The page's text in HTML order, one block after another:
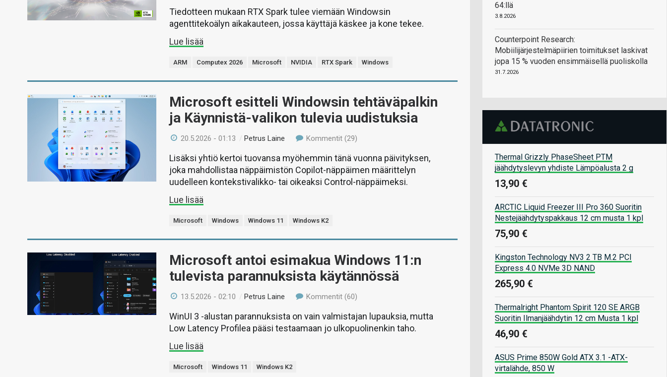
Tiedotteen mukaan RTX Spark tulee viemään Windowsin
agenttitekoälyn aikakauteen, jossa käyttäjä käskee ja kone tekee.
Lue lisää
ARM Computex 2026 Microsoft NVIDIA RTX Spark Windows
Microsoft esitteli Windowsin tehtäväpalkin
ja Käynnistä-valikon tulevia uudistuksia
20.5.2026 - 01:13 /Petrus Laine Kommentit (29)
Lisäksi yhtiö kertoi tuovansa myöhemmin tänä vuonna päivityksen,
joka mahdollistaa näppäimistön Copilot-näppäimen määrittelyn
uudelleen kontekstivalikko- tai oikeaksi Control-näppäimeksi.
Lue lisää
Microsoft Windows Windows 11 Windows K2
Microsoft antoi esimakua Windows 11:n
tulevista parannuksista käytännössä
13.5.2026 - 02:10 /Petrus Laine Kommentit (60)
WinUI 3 -alustan parannuksista on vain valmistajan lupauksia, mutta
Low Latency Profilea pääsi testaamaan jo ulkopuolinenkin taho.
Lue lisää
Microsoft Windows 11 Windows K2
64:llä
3.8.2026
Counterpoint Research:
Mobiilijärjestelmäpiirien toimitukset laskivat
jopa 15 % vuoden ensimmäisellä puoliskolla
31.7.2026
Thermal Grizzly PhaseSheet PTM
jäähdytyslevyn yhdiste Lämpöalusta 2 g
13,90 €
ARCTIC Liquid Freezer III Pro 360 Suoritin
Nestejäähdytyspakkaus 12 cm musta 1 kpl
75,90 €
Kingston Technology NV3 2 TB M.2 PCI
Express 4.0 NVMe 3D NAND
265,90 €
Thermalright Phantom Spirit 120 SE ARGB
Suoritin Ilmanjäähdytin 12 cm Musta 1 kpl
46,90 €
ASUS Prime 850W Gold ATX 3.1 -ATX-
virtalähde, 850 W